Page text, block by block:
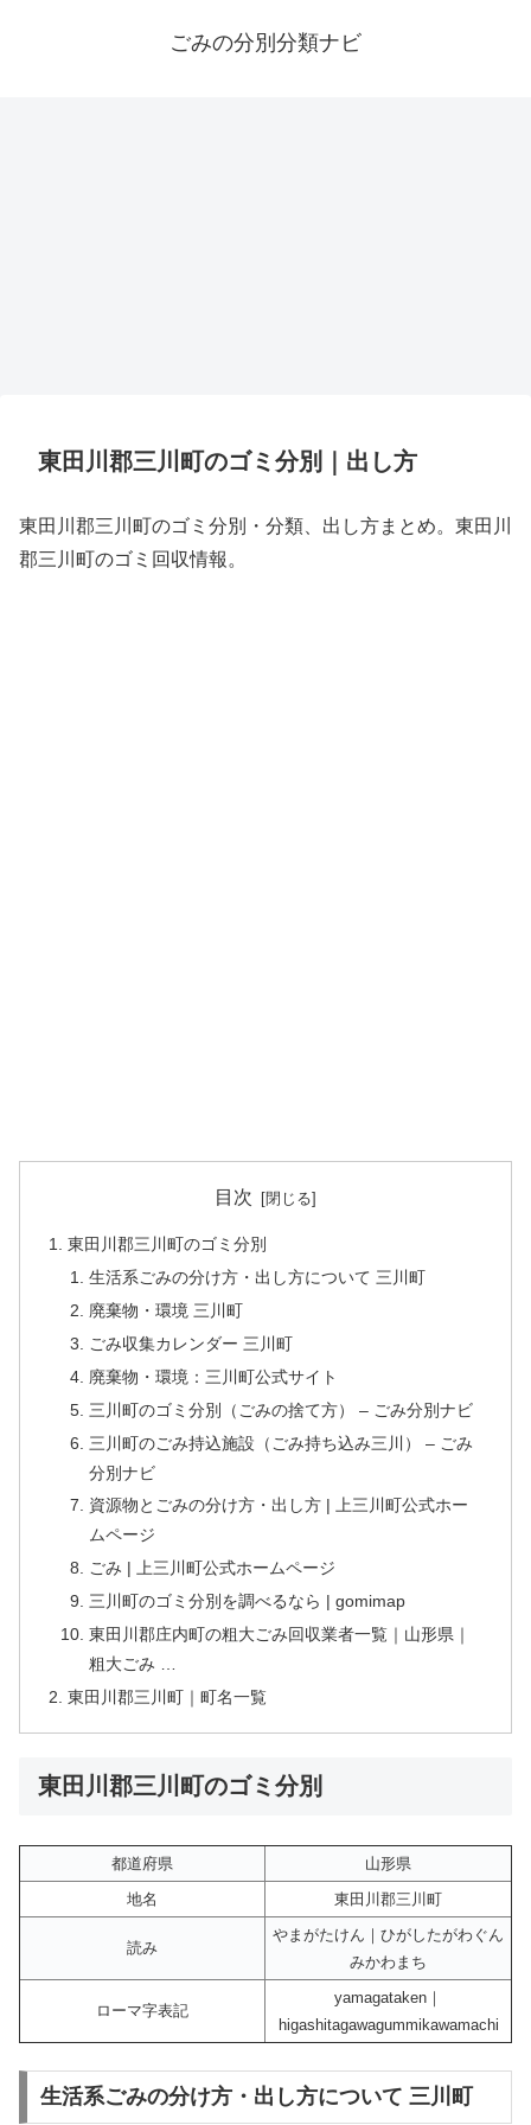
ごみの分別分類ナビ
東田川郡三川町のゴミ分別｜出し方
東田川郡三川町のゴミ分別・分類、出し方まとめ。東田川
郡三川町のゴミ回収情報。
目次
東田川郡三川町のゴミ分別
生活系ごみの分け方・出し方について 三川町
廃棄物・環境 三川町
ごみ収集カレンダー 三川町
廃棄物・環境：三川町公式サイト
三川町のゴミ分別（ごみの捨て方） – ごみ分別ナビ
三川町のごみ持込施設（ごみ持ち込み三川） – ごみ
分別ナビ
資源物とごみの分け方・出し方 | 上三川町公式ホー
ムページ
ごみ | 上三川町公式ホームページ
三川町のゴミ分別を調べるなら | gomimap
東田川郡庄内町の粗大ごみ回収業者一覧｜山形県｜
粗大ごみ …
東田川郡三川町｜町名一覧
東田川郡三川町のゴミ分別
都道府県
山形県
地名
東田川郡三川町
読み
やまがたけん｜ひがしたがわぐん
みかわまち
ローマ字表記
yamagataken｜
higashitagawagummikawamachi
生活系ごみの分け方・出し方について 三川町